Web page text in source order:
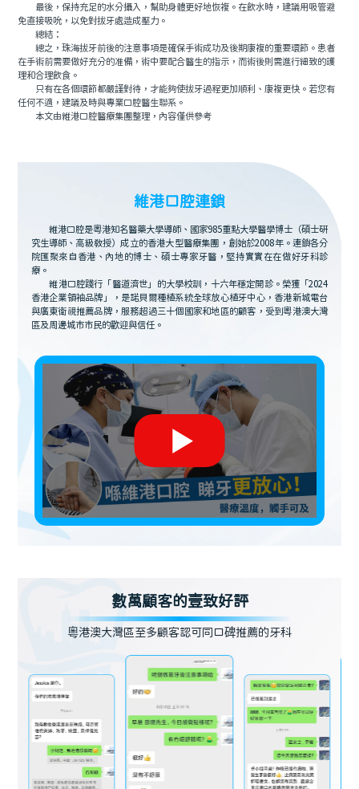
最後，保持充足的水分攝入，幫助身體更好地恢複。在飲水時，建議用吸管避
免直接吸吮，以免對拔牙處造成壓力。
總結：
總之，珠海拔牙前後的注意事項是確保手術成功及後期康複的重要環節。患者
在手術前需要做好充分的准備，術中要配合醫生的指示，而術後則需進行細致的護
理和合理飲食。
只有在各個環節都嚴謹對待，才能夠使拔牙過程更加順利、康複更快。若您有
任何不適，建議及時與專業口腔醫生聯系。
本文由維港口腔醫療集團整理，內容僅供參考
維港口腔連鎖
維港口腔是粵港知名醫藥大學導師、國家985重點大學醫學博士（碩士研
究生導師、高級教授）成立的香港大型醫療集團，創始於2008年。連鎖各分
院匯聚來自香港、內地的博士、碩士專家牙醫，堅持實實在在做好牙科診
療。
維港口腔踐行「醫道濟世」的大學校訓，十六年穩定開診。榮獲「2024
香港企業領袖品牌」，是諾貝爾種植系統全球放心植牙中心，香港新城電台
與廣東衛視推薦品牌，服務超過三十個國家和地區的顧客，受到粵港澳大灣
區及周邊城市市民的歡迎與信任。
數萬顧客的壹致好評
粵港澳大灣區至多顧客認可同口碑推薦的牙科